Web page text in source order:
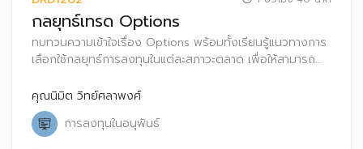
กลยุทธ์เทรด Options
ทบทวนความเข้าใจเรื่อง Options พร้อมทั้งเรียนรู้แนวทางการ
เลือกใช้กลยุทธ์การลงทุนในแต่ละสภาวะตลาด เพื่อให้สามารถ
คุณนิมิต วิทย์ศลาพงศ์
การลงทุนในอนุพันธ์